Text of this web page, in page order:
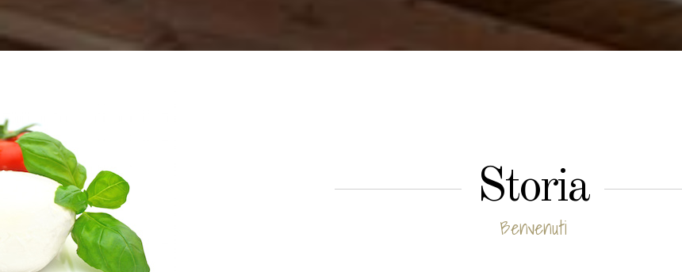
Storia
Benvenuti